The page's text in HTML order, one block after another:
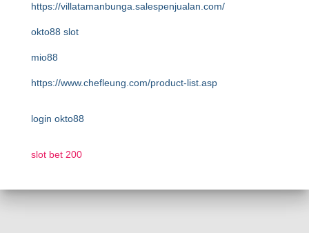
https://villatamanbunga.salespenjualan.com/
okto88 slot
mio88
https://www.chefleung.com/product-list.asp
login okto88
slot bet 200